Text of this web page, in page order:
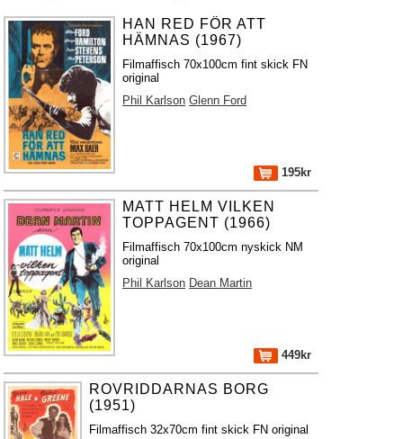
HAN RED FÖR ATT
HÄMNAS (1967)
Filmaffisch 70x100cm fint skick FN
original
Phil Karlson Glenn Ford
195kr
MATT HELM VILKEN
TOPPAGENT (1966)
Filmaffisch 70x100cm nyskick NM
original
Phil Karlson Dean Martin
449kr
ROVRIDDARNAS BORG
(1951)
Filmaffisch 32x70cm fint skick FN original